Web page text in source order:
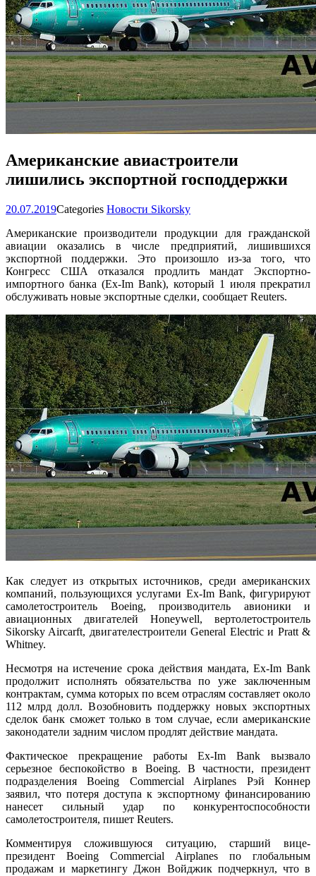
Американские авиастроители
лишились экспортной господдержки
20.07.2019Categories Новости Sikorsky
Американские производители продукции для гражданской
авиации оказались в числе предприятий, лишившихся
экспортной поддержки. Это произошло из-за того, что
Конгресс США отказался продлить мандат Экспортно-
импортного банка (Ex-Im Bank), который 1 июля прекратил
обслуживать новые экспортные сделки, сообщает Reuters.
Как следует из открытых источников, среди американских
компаний, пользующихся услугами Ex-Im Bank, фигурируют
самолетостроитель Boeing, производитель авионики и
авиационных двигателей Honeywell, вертолетостроитель
Sikorsky Aircarft, двигателестроители General Electric и Pratt &
Whitney.
Несмотря на истечение срока действия мандата, Ex-Im Bank
продолжит исполнять обязательства по уже заключенным
контрактам, сумма которых по всем отраслям составляет около
112 млрд долл. Возобновить поддержку новых экспортных
сделок банк сможет только в том случае, если американские
законодатели задним числом продлят действие мандата.
Фактическое прекращение работы Ex-Im Bank вызвало
серьезное беспокойство в Boeing. В частности, президент
подразделения Boeing Commercial Airplanes Рэй Коннер
заявил, что потеря доступа к экспортному финансированию
нанесет сильный удар по конкурентоспособности
самолетостроителя, пишет Reuters.
Комментируя сложившуюся ситуацию, старший вице-
президент Boeing Commercial Airplanes по глобальным
продажам и маркетингу Джон Войджик подчеркнул, что в